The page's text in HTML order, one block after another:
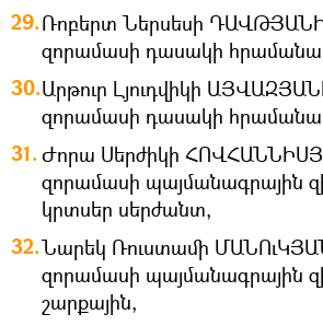
Ռոբերտ Ներսեսի
զորամասի դասակի
Արթուր Լյուդվիկի
զորամասի դասակի
Ժորա Սերժիկի
զորամասի պայմանագրային
կրտսեր սերժանտ,
Նարեկ Ռուստամի
զորամասի պայմանագրային
շարքային,